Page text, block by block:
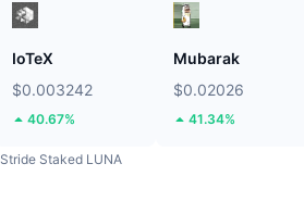
IoTeX
$0.003242
40.67%
Mubarak
$0.02026
41.34%
Stride Staked LUNA